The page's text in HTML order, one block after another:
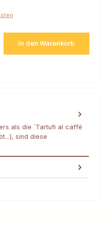
In den Warenkorb
als die `Tartufi al caffè
sind diese